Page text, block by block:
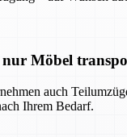
Möbel
auch
Ihrem Bedarf.